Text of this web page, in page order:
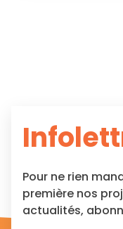
Pour ne rien
première nos
actualités,